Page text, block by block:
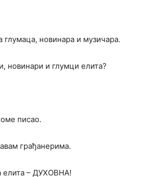
глумаца, новинара и музичара.
новинари и глумци елита?
писао.
грађанерима.
елита – ДУХОВНА!